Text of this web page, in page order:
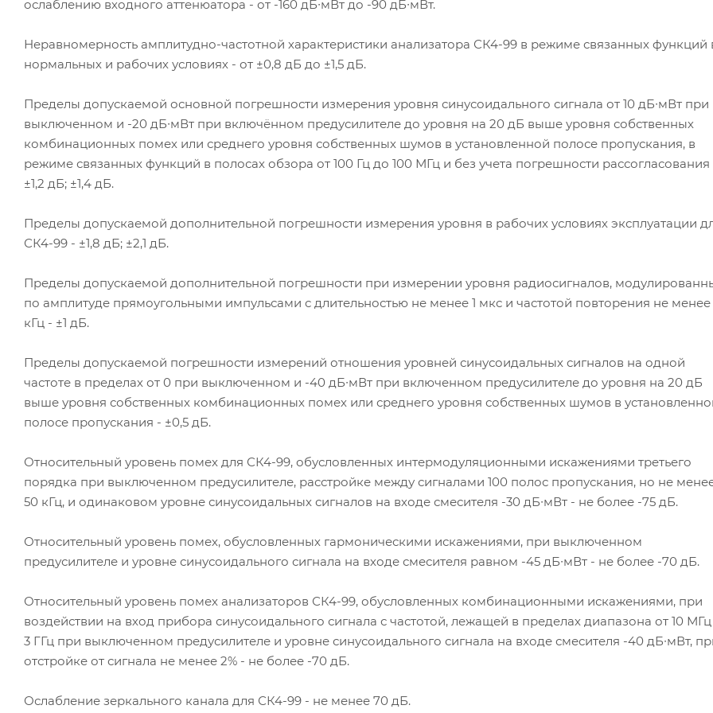
ослаблению входного аттенюатора - от -160 дБ∙мВт до -90 дБ∙мВт.
Неравномерность амплитудно-частотной характеристики анализатора СК4-99 в режиме связанных функций
нормальных и рабочих условиях - от ±0,8 дБ до ±1,5 дБ.
Пределы допускаемой основной погрешности измерения уровня синусоидального сигнала от 10 дБ∙мВт при
выключенном и -20 дБ∙мВт при включённом предусилителе до уровня на 20 дБ выше уровня собственных
комбинационных помех или среднего уровня собственных шумов в установленной полосе пропускания, в
режиме связанных функций в полосах обзора от 100 Гц до 100 МГц и без учета погрешности рассогласования
±1,2 дБ; ±1,4 дБ.
Пределы допускаемой дополнительной погрешности измерения уровня в рабочих условиях эксплуатации
СК4-99 - ±1,8 дБ; ±2,1 дБ.
Пределы допускаемой дополнительной погрешности при измерении уровня радиосигналов,
по амплитуде прямоугольными импульсами с длительностью не менее 1 мкс и частотой повторения не менее
кГц - ±1 дБ.
Пределы допускаемой погрешности измерений отношения уровней синусоидальных сигналов на одной
частоте в пределах от 0 при выключенном и -40 дБ∙мВт при включенном предусилителе до уровня на 20 дБ
выше уровня собственных комбинационных помех или среднего уровня собственных шумов в
полосе пропускания - ±0,5 дБ.
Относительный уровень помех для СК4-99, обусловленных интермодуляционными искажениями третьего
порядка при выключенном предусилителе, расстройке между сигналами 100 полос пропускания, но не
50 кГц, и одинаковом уровне синусоидальных сигналов на входе смесителя -30 дБ∙мВт - не более -75 дБ.
Относительный уровень помех, обусловленных гармоническими искажениями, при выключенном
предусилителе и уровне синусоидального сигнала на входе смесителя равном -45 дБ∙мВт - не более -70 дБ.
Относительный уровень помех анализаторов СК4-99, обусловленных комбинационными искажениями, при
воздействии на вход прибора синусоидального сигнала с частотой, лежащей в пределах диапазона от 10
3 ГГц при выключенном предусилителе и уровне синусоидального сигнала на входе смесителя -40 дБ∙мВт,
отстройке от сигнала не менее 2% - не более -70 дБ.
Ослабление зеркального канала для СК4-99 - не менее 70 дБ.